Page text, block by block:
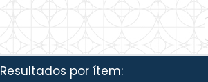
Resultados por ítem: